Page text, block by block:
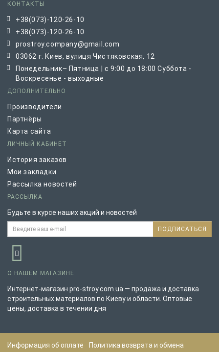
КОНТАКТЫ
+38(073)-120-26-10
+38(073)-120-26-10
prostroy.company@gmail.com
03062 г. Киев, вулиця Чистяковская, 12
Понедельник– Пятница | с 9:00 до 18:00 Суббота -
Воскресенье - выходные
ДОПОЛНИТЕЛЬНО
Производители
Партнёры
Карта сайта
ЛИЧНЫЙ КАБИНЕТ
История заказов
Мои закладки
Рассылка новостей
РАССЫЛКА
Будьте в курсе наших акций и новостей
ПОДПИСАТЬСЯ
О НАШЕМ МАГАЗИНЕ
Интернет-магазин pro-stroy.com.ua — продажа и доставка
строительных материалов по Киеву и области. Оптовые
цены, доставка в течении дня
Информация об оплате
Политика возврата и обмена